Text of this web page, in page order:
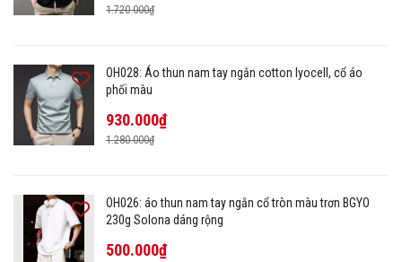
1.720.000₫
OH028: Áo thun nam tay ngắn cotton lyocell, cổ áo
phối màu
930.000₫
1.280.000₫
OH026: áo thun nam tay ngắn cổ tròn màu trơn BGYO
230g Solona dáng rộng
500.000₫